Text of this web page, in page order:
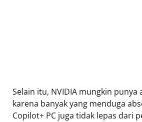
Selain itu, NVIDIA mungkin punya
karena banyak yang menduga
Copilot+ PC juga tidak lepas dari